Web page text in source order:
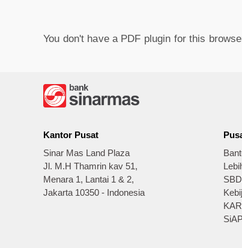
You don't have a PDF plugin for this
Kantor Pusat
Sinar Mas Land Plaza
Jl. M.H Thamrin kav 51,
Menara 1, Lantai 1 & 2,
Jakarta 10350 - Indonesia